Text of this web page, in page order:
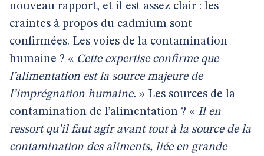
nouveau rapport, et il est assez clair : les
craintes à propos du cadmium sont
confirmées. Les voies de la contamination
humaine ? « Cette expertise confirme que
l’alimentation est la source majeure de
l’imprégnation humaine. » Les sources de la
contamination de l’alimentation ? « Il en
ressort qu’il faut agir avant tout à la source de la
contamination des aliments, liée en grande